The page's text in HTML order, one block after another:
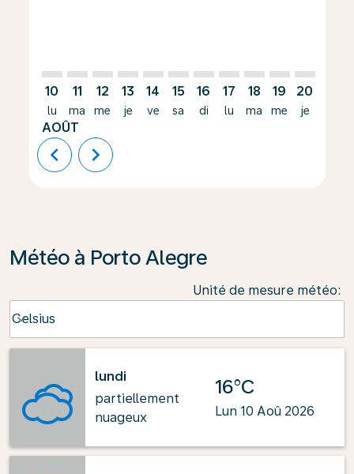
10
lu
AOÛT
11
ma
12
me
13
je
14
ve
15
sa
16
di
17
lu
18
ma
19
me
20
je
chevron_left chevron_right
Météo à Porto Alegre
Unité de mesure météo:
Celsius
keyboard_arrow_down
lundi
partiellement
nuageux
16°C
Lun 10 Aoû 2026